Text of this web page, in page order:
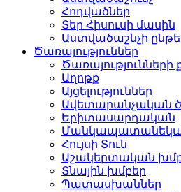
Հոդվածներ
Տեր Հիսուսի մասին
Աստվածաշնչի
Ծառայություններ
Աղոթք
Այցելություններ
Ավետարանչական
Երիտասարդական
Հույսի Տուն
Աշակերտական
Տնային խմբեր
Պատասխաններ